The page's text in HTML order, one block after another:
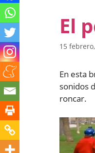
El
15
En esta
sonidos
roncar.